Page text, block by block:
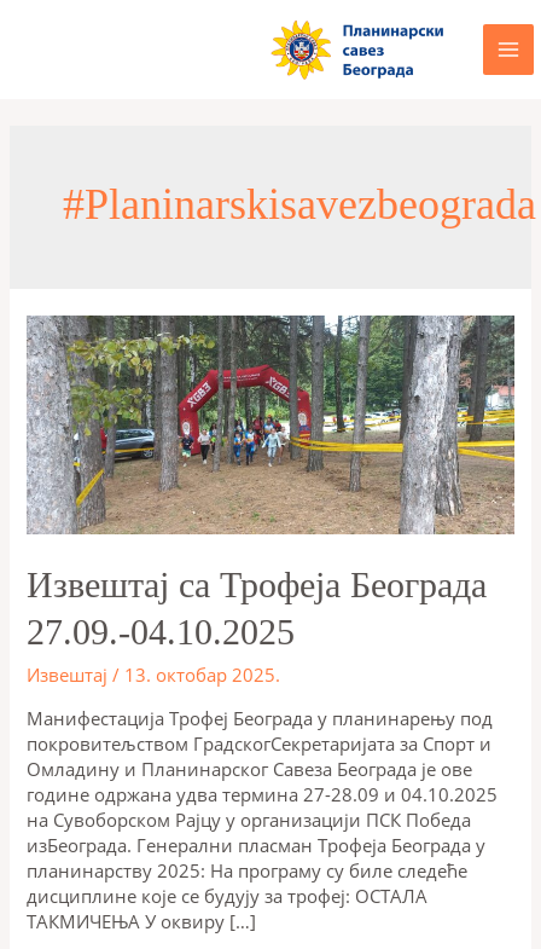
#planinarskisavezbeograda
Извештај са Трофеја Београда
27.09.-04.10.2025
Извештај / 13. октобар 2025.
Mанифестација Трофеј Београда у планинарењу под
покровитељством ГрадскогСекретаријата за Спорт и
Омладину и Планинарског Савеза Београда је ове
године одржана удва термина 27-28.09 и 04.10.2025
на Сувоборском Рајцу у организацији ПСК Победа
изБеограда. Генерални пласман Трофеја Београда у
планинарству 2025: На програму су биле следеће
дисциплине које се будују за трофеј: ОСТАЛА
ТАКМИЧЕЊА У оквиру […]